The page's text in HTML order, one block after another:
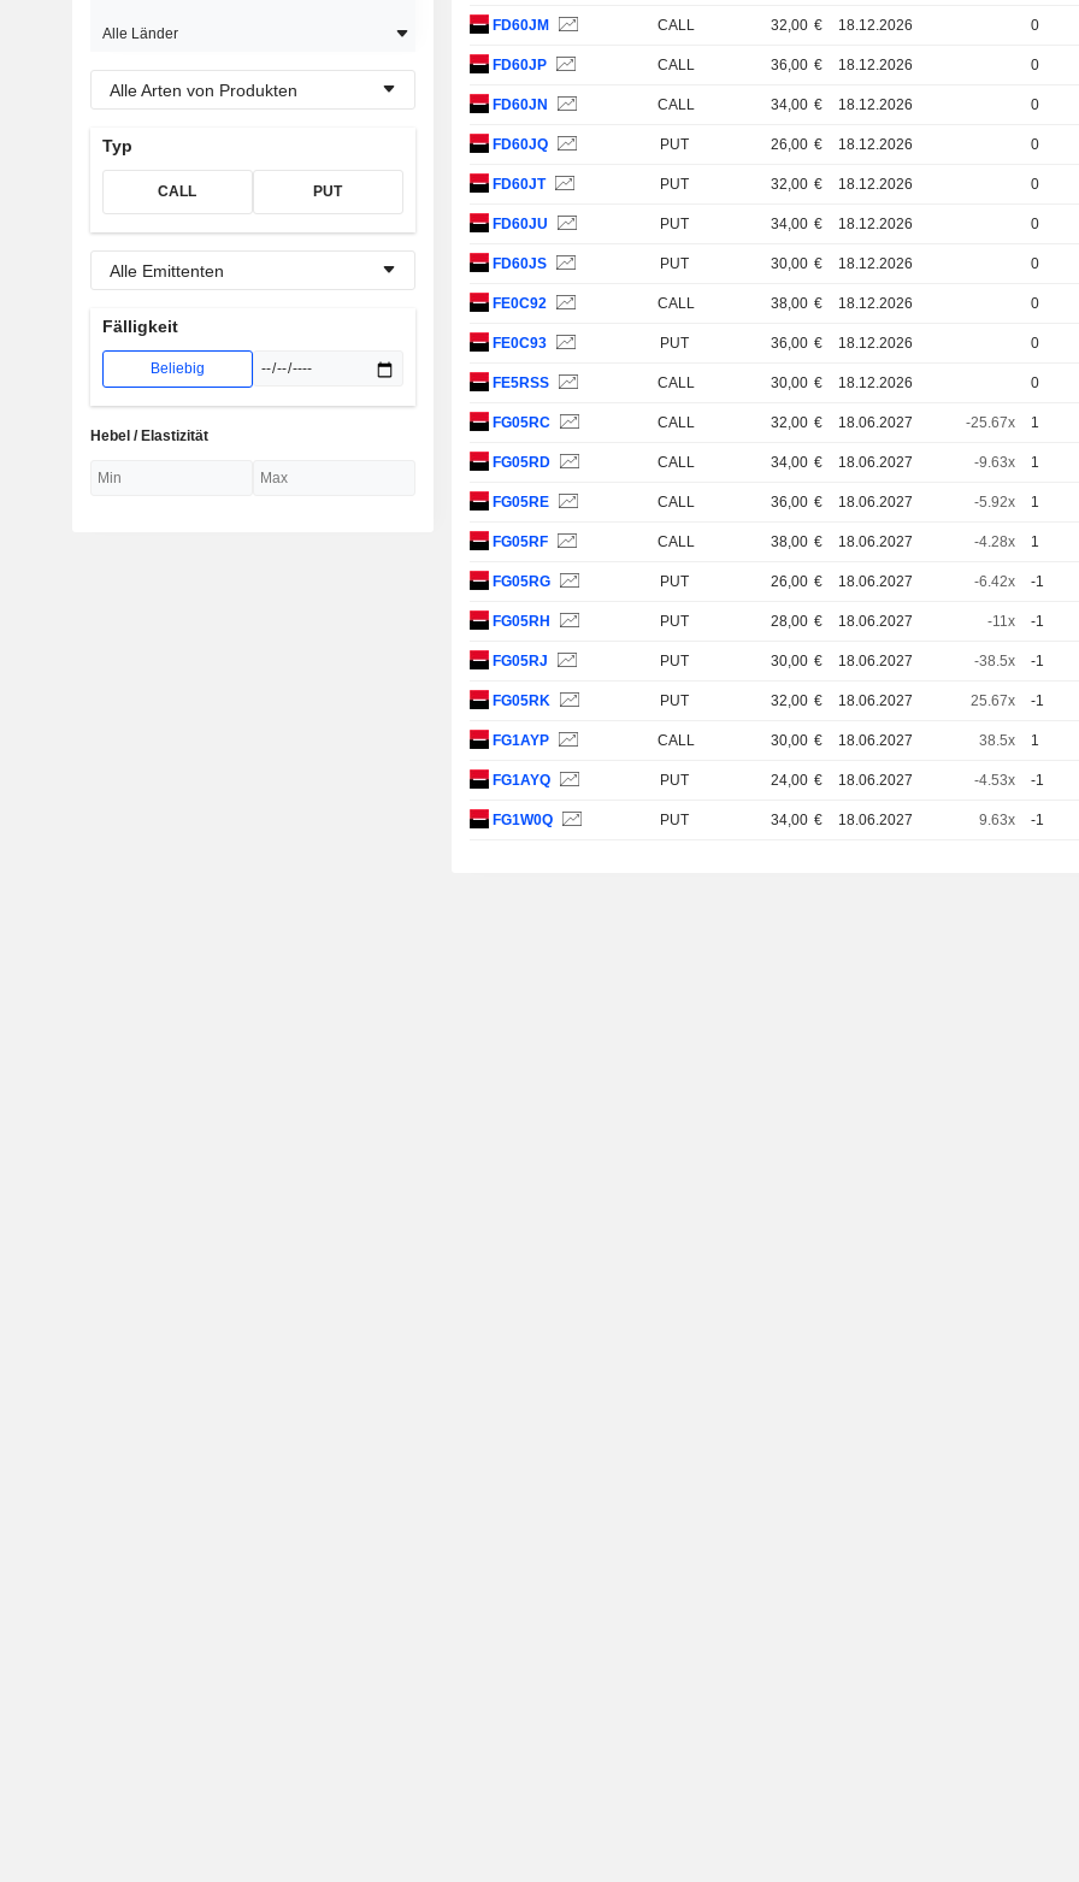
Alle Länder
Alle Arten von Produkten
Typ
CALL PUT
Alle Emittenten
Fälligkeit
Beliebig
Hebel / Elastizität
FD60JM CALL 32,00 € 18.12.2026 0
FD60JP CALL 36,00 € 18.12.2026 0
FD60JN CALL 34,00 € 18.12.2026 0
FD60JQ PUT 26,00 € 18.12.2026 0
FD60JT PUT 32,00 € 18.12.2026 0
FD60JU PUT 34,00 € 18.12.2026 0
FD60JS PUT 30,00 € 18.12.2026 0
FE0C92 CALL 38,00 € 18.12.2026 0
FE0C93 PUT 36,00 € 18.12.2026 0
FE5RSS CALL 30,00 € 18.12.2026 0
FG05RC CALL 32,00 € 18.06.2027 -25.67x 1
FG05RD CALL 34,00 € 18.06.2027 -9.63x 1
FG05RE CALL 36,00 € 18.06.2027 -5.92x 1
FG05RF CALL 38,00 € 18.06.2027 -4.28x 1
FG05RG PUT 26,00 € 18.06.2027 -6.42x -1
FG05RH PUT 28,00 € 18.06.2027 -11x -1
FG05RJ PUT 30,00 € 18.06.2027 -38.5x -1
FG05RK PUT 32,00 € 18.06.2027 25.67x -1
FG1AYP CALL 30,00 € 18.06.2027 38.5x 1
FG1AYQ PUT 24,00 € 18.06.2027 -4.53x -1
FG1W0Q PUT 34,00 € 18.06.2027 9.63x -1